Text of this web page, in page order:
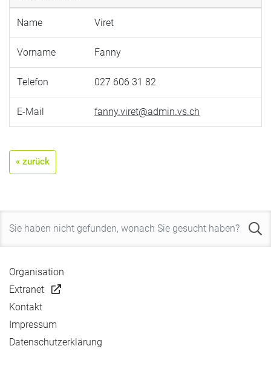
Name Viret
Vorname Fanny
Telefon 027 606 31 82
E-Mail fanny.viret@admin.vs.ch
« zurück
Organisation
Extranet
Kontakt
Impressum
Datenschutzerklärung